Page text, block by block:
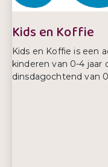
Kids en Koffie
Kids en Koffie is een
kinderen van 0-4 jaar
dinsdagochtend van